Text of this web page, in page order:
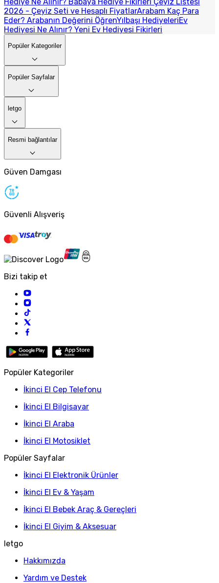
2026 - Çeyiz Seti ve Hesaplı FiyatlarArabam Kaç Para
Eder? Arabanın Değerini ÖğrenYılbaşı HediyeleriEv
Hediyesi Ne Alınır? Yeni Ev Hediyesi Fikirleri
Popüler Kategoriler
Popüler Sayfalar
letgo
Resmi bağlantılar
Güven Damgası
Güvenli Alışveriş
Bizi takip et
Popüler Kategoriler
İkinci El Cep Telefonu
İkinci El Bilgisayar
İkinci El Araba
İkinci El Motosiklet
Popüler Sayfalar
İkinci El Elektronik Ürünler
İkinci El Ev & Yaşam
İkinci El Bebek Araç & Gereçleri
İkinci El Giyim & Aksesuar
letgo
Hakkımızda
Yardım ve Destek